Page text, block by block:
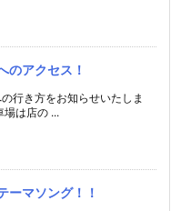
のアクセス！
行き方をお知らせいたしま
は店の ...
ーマソング！！